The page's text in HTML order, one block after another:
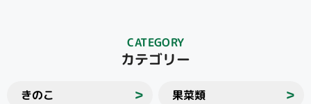
CATEGORY
カテゴリー
きのこ ＞ 果菜類 ＞